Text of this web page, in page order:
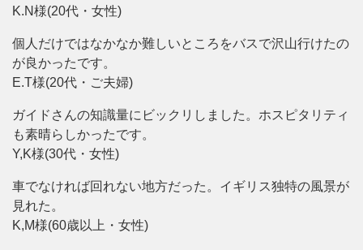
K.N様(20代・女性)
個人だけではなかなか難しいところをバスで沢山行けたの
が良かったです。
E.T様(20代・ご夫婦)
ガイドさんの知識量にビックリしました。ホスピタリティ
も素晴らしかったです。
Y,K様(30代・女性)
車でなければ回れない地方だった。イギリス独特の風景が
見れた。
K,M様(60歳以上・女性)